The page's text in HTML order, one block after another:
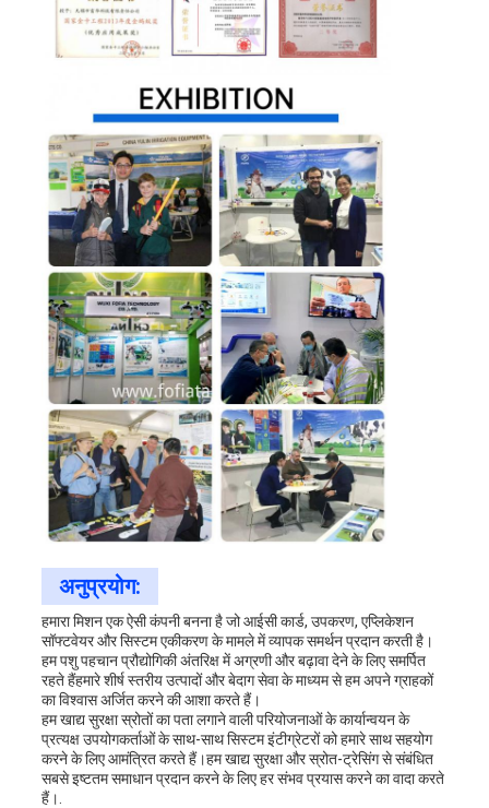
अनुप्रयोग:
हमारा मिशन एक ऐसी कंपनी बनना है जो आईसी कार्ड, उपकरण, एप्लिकेशन
सॉफ्टवेयर और सिस्टम एकीकरण के मामले में व्यापक समर्थन प्रदान करती है।
हम पशु पहचान प्रौद्योगिकी अंतरिक्ष में अग्रणी और बढ़ावा देने के लिए समर्पित
रहते हैंहमारे शीर्ष स्तरीय उत्पादों और बेदाग सेवा के माध्यम से हम अपने ग्राहकों
का विश्वास अर्जित करने की आशा करते हैं।
हम खाद्य सुरक्षा स्रोतों का पता लगाने वाली परियोजनाओं के कार्यान्वयन के
प्रत्यक्ष उपयोगकर्ताओं के साथ-साथ सिस्टम इंटीग्रेटरों को हमारे साथ सहयोग
करने के लिए आमंत्रित करते हैं।हम खाद्य सुरक्षा और स्रोत-ट्रेसिंग से संबंधित
सबसे इष्टतम समाधान प्रदान करने के लिए हर संभव प्रयास करने का वादा करते
हैं।.